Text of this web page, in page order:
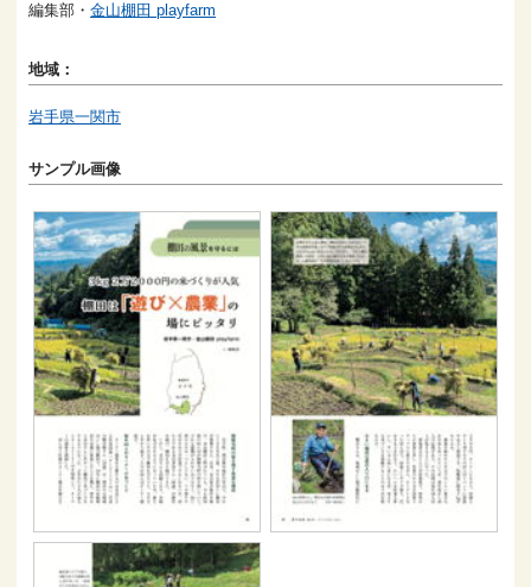
編集部・ 金山棚田 playfarm
地域：
岩手県一関市
サンプル画像